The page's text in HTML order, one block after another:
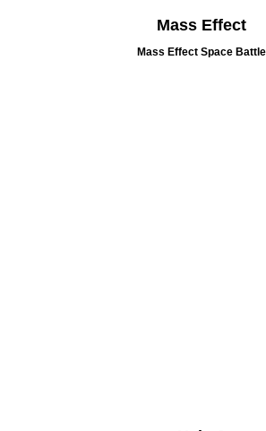
Mass Effect
Mass Effect Space Battle